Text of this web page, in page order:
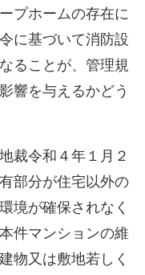
プホームの存在に
に基づいて消防設
ることが、管理規
響を与えるかどう
裁令和４年１月２
部分が住宅以外の
境が確保されなく
件マンションの維
物又は敷地若しく